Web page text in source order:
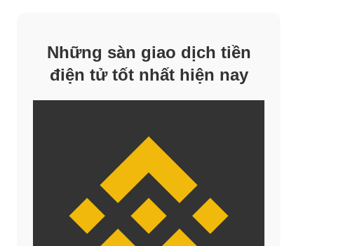
Những sàn giao dịch tiền
điện tử tốt nhất hiện nay